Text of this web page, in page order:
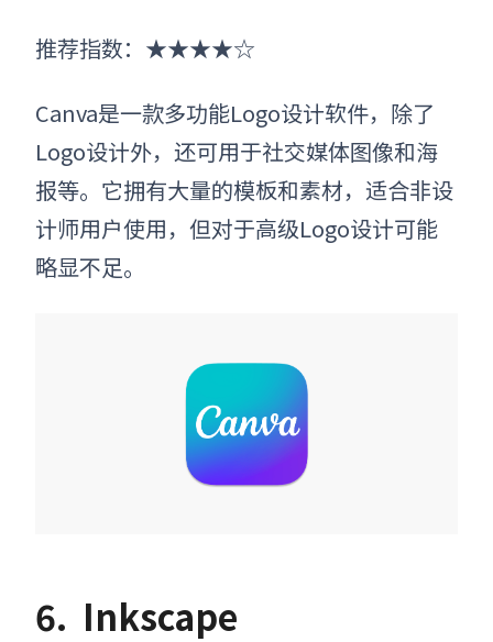
推荐指数：★★★★☆
Canva是一款多功能Logo设计软件，除了
Logo设计外，还可用于社交媒体图像和海
报等。它拥有大量的模板和素材，适合非设
计师用户使用，但对于高级Logo设计可能
略显不足。
6. Inkscape